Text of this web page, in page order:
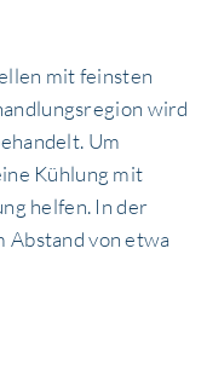
mit feinsten
wird
Um
Kühlung mit
helfen. In der
Abstand von etwa